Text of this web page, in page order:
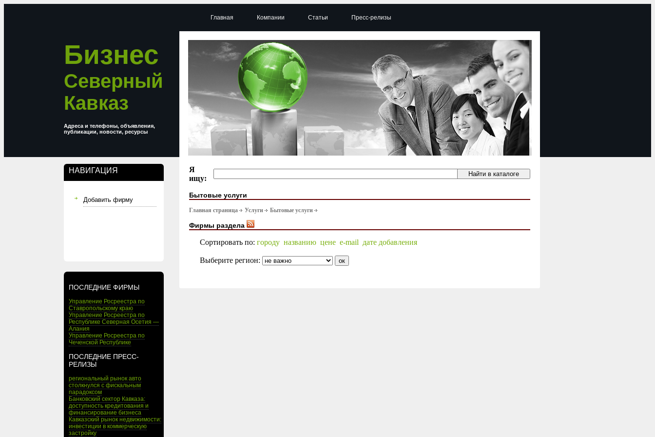
Бизнес
Северный
Кавказ
Адреса и телефоны, объявления,
публикации, новости, ресурсы
НАВИГАЦИЯ
Добавить фирму
ПОСЛЕДНИЕ ФИРМЫ
Управление Росреестра по
Ставропольскому краю
Управление Росреестра по
Республике Северная Осетия —
Алания
Управление Росреестра по
Чеченской Республике
ПОСЛЕДНИЕ ПРЕСС-
РЕЛИЗЫ
региональный рынок авто
столкнулся с фискальным
парадоксом
Банковский сектор Кавказа:
доступность кредитования и
финансирование бизнеса
Кавказский рынок недвижимости:
инвестиции в коммерческую
застройку
Главная Компании Статьи Пресс-релизы
Я
ищу:
Бытовые услуги
Главная страница Услуги Бытовые услуги
Фирмы раздела
Сортировать по: городу названию цене e-mail дате добавления
Выберите регион: